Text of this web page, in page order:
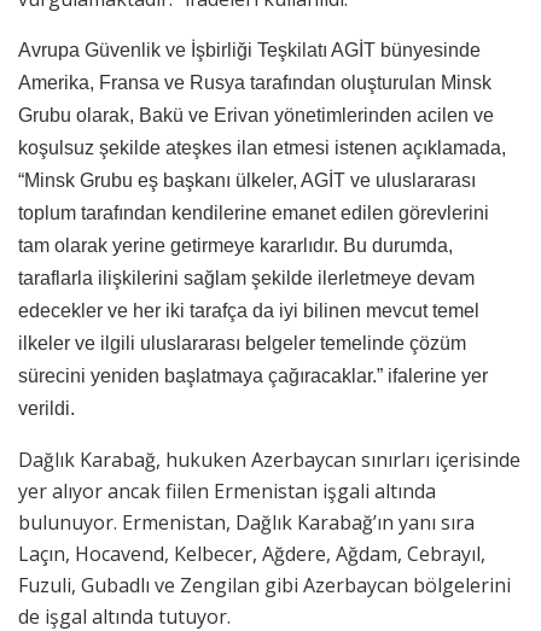
Avrupa Güvenlik ve İşbirliği Teşkilatı AGİT bünyesinde
Amerika, Fransa ve Rusya tarafından oluşturulan Minsk
Grubu olarak, Bakü ve Erivan yönetimlerinden acilen ve
koşulsuz şekilde ateşkes ilan etmesi istenen açıklamada,
“Minsk Grubu eş başkanı ülkeler, AGİT ve uluslararası
toplum tarafından kendilerine emanet edilen görevlerini
tam olarak yerine getirmeye kararlıdır. Bu durumda,
taraflarla ilişkilerini sağlam şekilde ilerletmeye devam
edecekler ve her iki tarafça da iyi bilinen mevcut temel
ilkeler ve ilgili uluslararası belgeler temelinde çözüm
sürecini yeniden başlatmaya çağıracaklar.” ifalerine yer
verildi.
Dağlık Karabağ, hukuken Azerbaycan sınırları içerisinde
yer alıyor ancak fiilen Ermenistan işgali altında
bulunuyor. Ermenistan, Dağlık Karabağ’ın yanı sıra
Laçın, Hocavend, Kelbecer, Ağdere, Ağdam, Cebrayıl,
Fuzuli, Gubadlı ve Zengilan gibi Azerbaycan bölgelerini
de işgal altında tutuyor.